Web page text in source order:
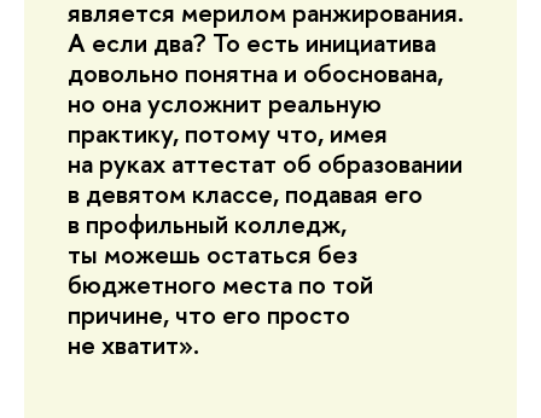
является мерилом ранжирования.
А если два? То есть инициатива
довольно понятна и обоснована,
но она усложнит реальную
практику, потому что, имея
на руках аттестат об образовании
в девятом классе, подавая его
в профильный колледж,
ты можешь остаться без
бюджетного места по той
причине, что его просто
не хватит».